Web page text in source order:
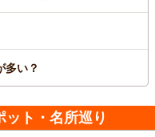
多い？
ット・名所巡り